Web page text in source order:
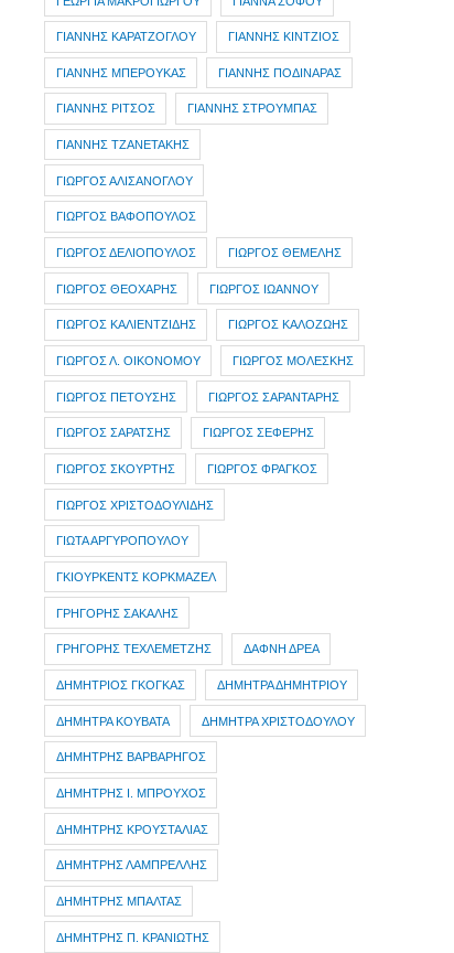
ΓΙΑΝΝΗΣ ΚΑΡΑΤΖΟΓΛΟΥ ΓΙΑΝΝΗΣ ΚΙΝΤΖΙΟΣ
ΓΙΑΝΝΗΣ ΜΠΕΡΟΥΚΑΣ ΓΙΑΝΝΗΣ ΠΟΔΙΝΑΡΑΣ
ΓΙΑΝΝΗΣ ΡΙΤΣΟΣ ΓΙΑΝΝΗΣ ΣΤΡΟΥΜΠΑΣ
ΓΙΑΝΝΗΣ ΤΖΑΝΕΤΑΚΗΣ
ΓΙΩΡΓΟΣ ΑΛΙΣΑΝΟΓΛΟΥ
ΓΙΩΡΓΟΣ ΒΑΦΟΠΟΥΛΟΣ
ΓΙΩΡΓΟΣ ΔΕΛΙΟΠΟΥΛΟΣ ΓΙΩΡΓΟΣ ΘΕΜΕΛΗΣ
ΓΙΩΡΓΟΣ ΘΕΟΧΑΡΗΣ ΓΙΩΡΓΟΣ ΙΩΑΝΝΟΥ
ΓΙΩΡΓΟΣ ΚΑΛΙΕΝΤΖΙΔΗΣ ΓΙΩΡΓΟΣ ΚΑΛΟΖΩΗΣ
ΓΙΩΡΓΟΣ Λ. ΟΙΚΟΝΟΜΟΥ ΓΙΩΡΓΟΣ ΜΟΛΕΣΚΗΣ
ΓΙΩΡΓΟΣ ΠΕΤΟΥΣΗΣ ΓΙΩΡΓΟΣ ΣΑΡΑΝΤΑΡΗΣ
ΓΙΩΡΓΟΣ ΣΑΡΑΤΣΗΣ ΓΙΩΡΓΟΣ ΣΕΦΕΡΗΣ
ΓΙΩΡΓΟΣ ΣΚΟΥΡΤΗΣ ΓΙΩΡΓΟΣ ΦΡΑΓΚΟΣ
ΓΙΩΡΓΟΣ ΧΡΙΣΤΟΔΟΥΛΙΔΗΣ
ΓΙΩΤΑ ΑΡΓΥΡΟΠΟΥΛΟΥ
ΓΚΙΟΥΡΚΕΝΤΣ ΚΟΡΚΜΑΖΕΛ
ΓΡΗΓΟΡΗΣ ΣΑΚΑΛΗΣ
ΓΡΗΓΟΡΗΣ ΤΕΧΛΕΜΕΤΖΗΣ ΔΑΦΝΗ ΔΡΕΑ
ΔΗΜΗΤΡIOΣ ΓΚΟΓΚΑΣ ΔΗΜΗΤΡΑ ΔΗΜΗΤΡΙΟΥ
ΔΗΜΗΤΡΑ ΚΟΥΒΑΤΑ ΔΗΜΗΤΡΑ ΧΡΙΣΤΟΔΟΥΛΟΥ
ΔΗΜΗΤΡΗΣ ΒΑΡΒΑΡΗΓΟΣ
ΔΗΜΗΤΡΗΣ Ι. ΜΠΡΟΥΧΟΣ
ΔΗΜΗΤΡΗΣ ΚΡΟΥΣΤΑΛΙΑΣ
ΔΗΜΗΤΡΗΣ ΛΑΜΠΡΕΛΛΗΣ
ΔΗΜΗΤΡΗΣ ΜΠΑΛΤΑΣ
ΔΗΜΗΤΡΗΣ Π. ΚΡΑΝΙΩΤΗΣ